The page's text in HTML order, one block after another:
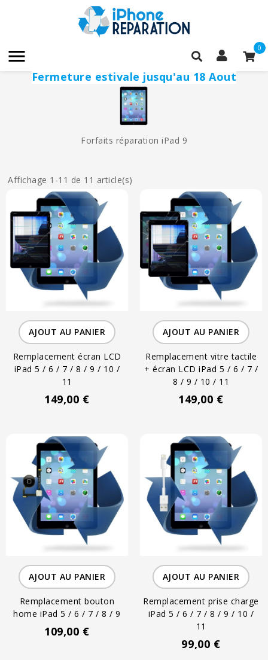
 0
Fermeture estivale jusqu'au 18 Aout
Forfaits réparation iPad 9
Affichage 1-11 de 11 article(s)
AJOUT AU PANIER
Remplacement écran LCD
iPad 5 / 6 / 7 / 8 / 9 / 10 /
11
149,00 €
AJOUT AU PANIER
Remplacement vitre tactile
+ écran LCD iPad 5 / 6 / 7 /
8 / 9 / 10 / 11
149,00 €
AJOUT AU PANIER
Remplacement bouton
home iPad 5 / 6 / 7 / 8 / 9
109,00 €
AJOUT AU PANIER
Remplacement prise charge
iPad 5 / 6 / 7 / 8 / 9 / 10 /
11
99,00 €